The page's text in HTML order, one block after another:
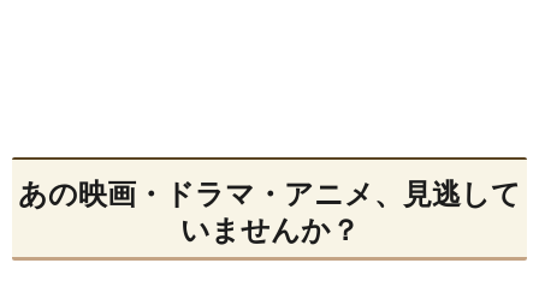
あの映画・ドラマ・アニメ、見逃して
いませんか？